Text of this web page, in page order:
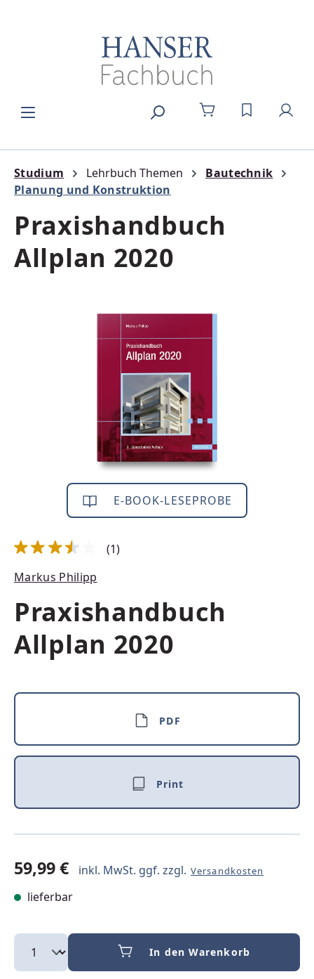
DU HAST 0
Studium Lehrbuch Themen
Bautechnik
Planung und Konstruktion
Praxishandbuch
Allplan 2020
Bildergalerie überspringen
E-BOOK-LESEPROBE
(1)
Markus Philipp
Praxishandbuch
Allplan 2020
PDF
Print
59,99 € inkl. MwSt. ggf. zzgl. Versandkosten
lieferbar
In den Warenkorb